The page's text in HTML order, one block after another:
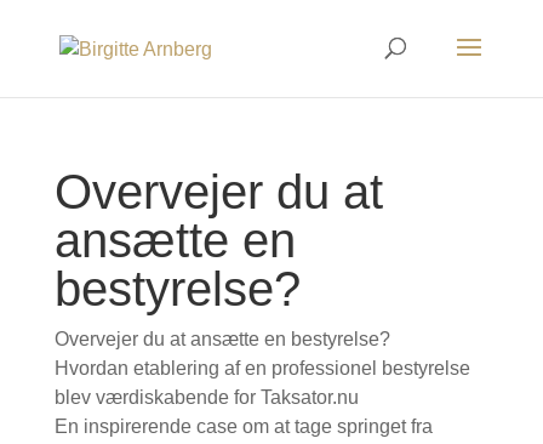
Overvejer du at
ansætte en
bestyrelse?
Overvejer du at ansætte en bestyrelse?
Hvordan etablering af en professionel bestyrelse
blev værdiskabende for Taksator.nu
En inspirerende case om at tage springet fra